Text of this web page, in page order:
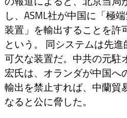
し、ASML社が中国に「極
装置」を輸出することを許
という。 同システムは先
可欠な装置だ。中共の元駐
宏氏は、オランダが中国へ
輸出を禁止すれば、中蘭貿
なると公に脅した。